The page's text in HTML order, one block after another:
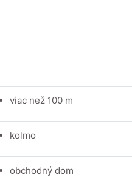
viac než 100 m
kolmo
obchodný dom